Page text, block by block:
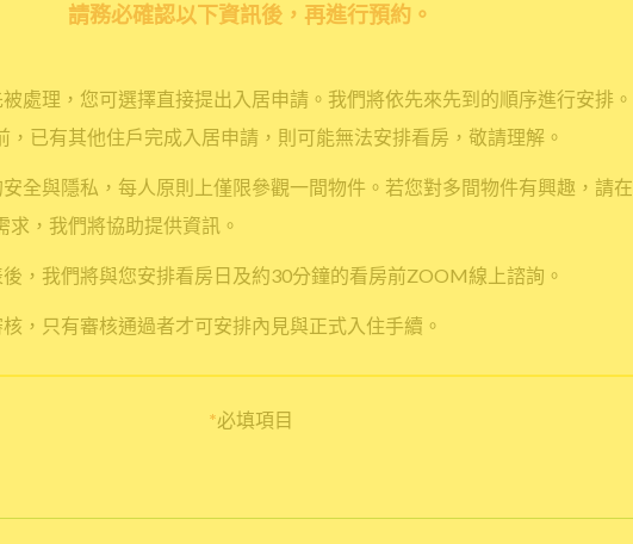
請務必確認以下資訊後，再進行預約。
處理，您可選擇直接提出入居申請。我們將依先來先到的順序進行安排。
，已有其他住戶完成入居申請，則可能無法安排看房，敬請理解。
全與隱私，每人原則上僅限參觀一間物件。若您對多間物件有興趣，請在
求，我們將協助提供資訊。
，我們將與您安排看房日及約30分鐘的看房前ZOOM線上諮詢。
，只有審核通過者才可安排內見與正式入住手續。
*必填項目